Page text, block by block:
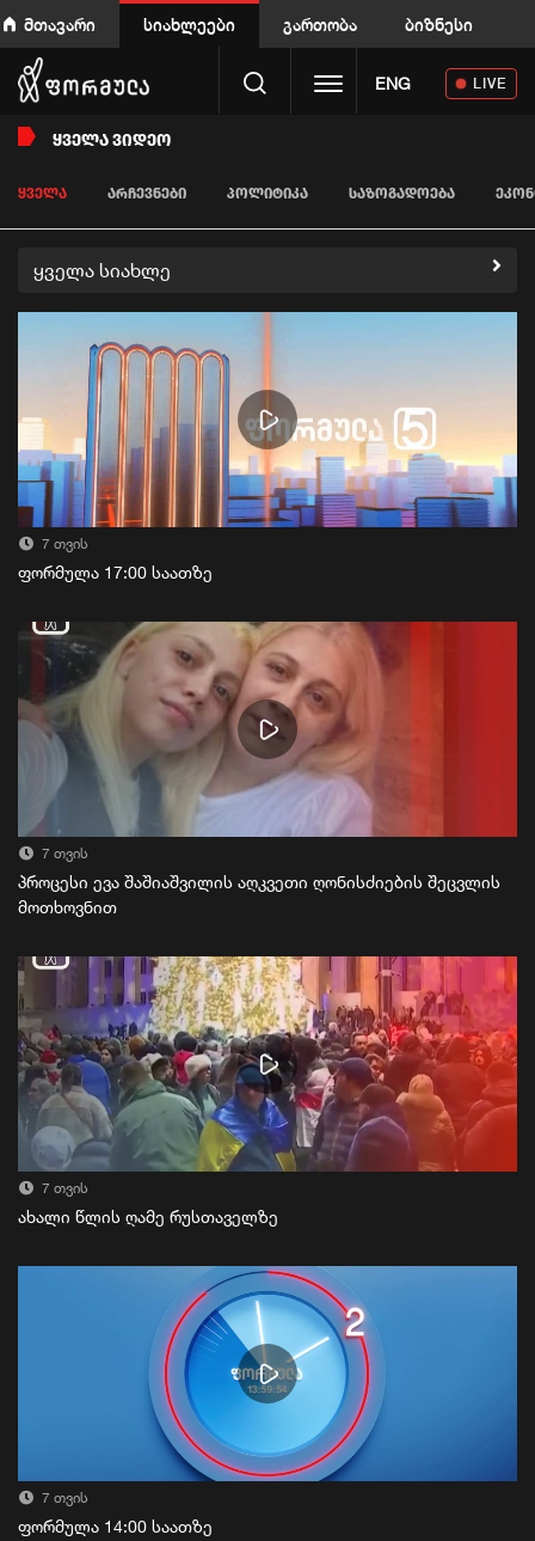
მთავარი სიახლეები გართობა ბიზნესი
Toggle navigation
ENG LIVE
ᲧᲕᲔᲚᲐ ᲕᲘᲓᲔᲝ
ᲧᲕᲔᲚᲐ ᲐᲠᲩᲔᲕᲜᲔᲑᲘ ᲞᲝᲚᲘᲢᲘᲙᲐ ᲡᲐᲖᲝᲒᲐᲓᲝᲔᲑᲐ
ყველა სიახლე
7 თვის
ფორმულა 17:00 საათზე
7 თვის
პროცესი ევა შაშიაშვილის აღკვეთი ღონისძიების შეცვლის
მოთხოვნით
7 თვის
ახალი წლის ღამე რუსთაველზე
7 თვის
ფორმულა 14:00 საათზე